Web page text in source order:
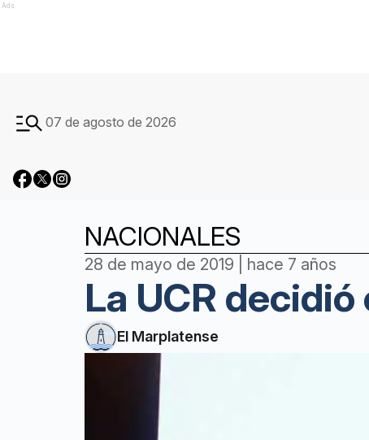
Ads
07 de agosto de 2026
NACIONALES
28 de mayo de 2019 | hace 7 años
La UCR
El Marplatense